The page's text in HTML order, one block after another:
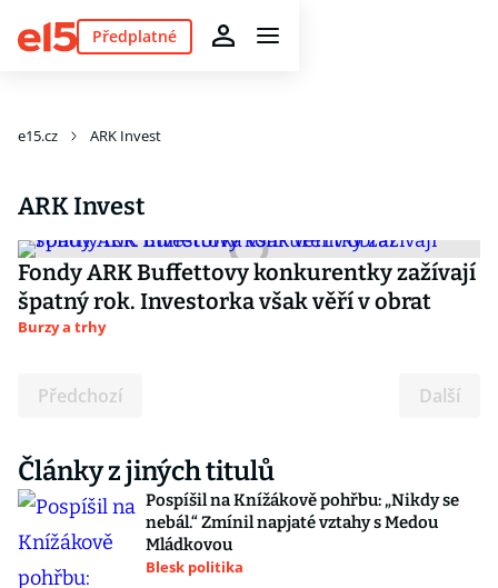
Předplatné
e15.cz ARK Invest
ARK Invest
Fondy ARK Buffettovy konkurentky zažívají
špatný rok. Investorka však věří v obrat
Burzy a trhy
Předchozí Další
Články z jiných titulů
Pospíšil na Knížákově pohřbu: „Nikdy se
nebál.“ Zmínil napjaté vztahy s Medou
Mládkovou
Blesk politika